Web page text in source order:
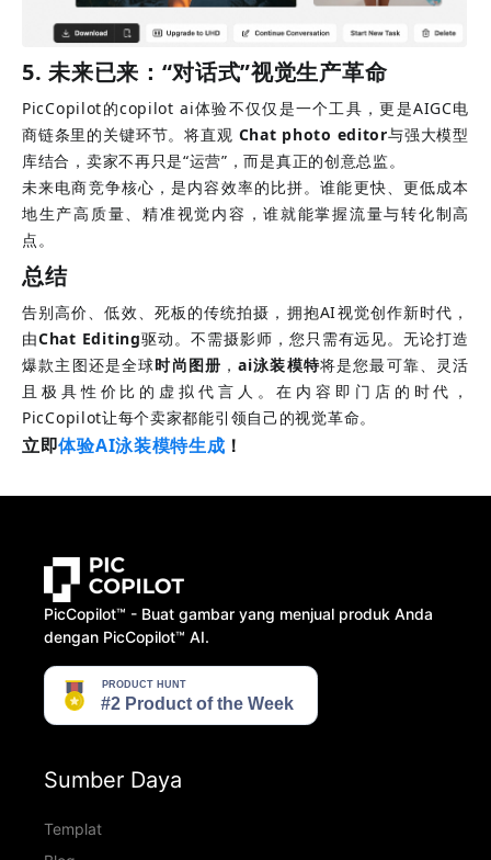
5. 未来已来：“对话式”视觉生产革命
PicCopilot的copilot ai体验不仅仅是一个工具，更是AIGC电
商链条里的关键环节。将直观 Chat photo editor与强大模型
库结合，卖家不再只是“运营”，而是真正的创意总监。
未来电商竞争核心，是内容效率的比拼。谁能更快、更低成本
地生产高质量、精准视觉内容，谁就能掌握流量与转化制高
点。
总结
告别高价、低效、死板的传统拍摄，拥抱AI视觉创作新时代，
由Chat Editing驱动。不需摄影师，您只需有远见。无论打造
爆款主图还是全球时尚图册 ，ai泳装模特将是您最可靠、灵活
且极具性价比的虚拟代言人。在内容即门店的时代，
PicCopilot让每个卖家都能引领自己的视觉革命。
立即体验AI泳装模特生成 ！
PicCopilot™️ - Buat gambar yang menjual produk Anda
dengan PicCopilot™️ AI.
Sumber Daya
Templat